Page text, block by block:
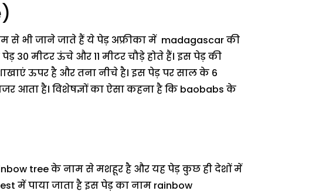
से भी जाने जाते हैं ये पेड़ अफ्रीका में madagascar की
मीटर ऊंचे और 11 मीटर चौड़े होते हैं। इस पेड़ की
ऊपर है और तना नीचे है। इस पेड़ पर साल के 6
आता है। विशेषज्ञों का ऐसा कहना है कि baobabs के
tree के नाम से मशहूर है और यह पेड़ कुछ ही देशों में
में पाया जाता है इस पेड़ का नाम rainbow